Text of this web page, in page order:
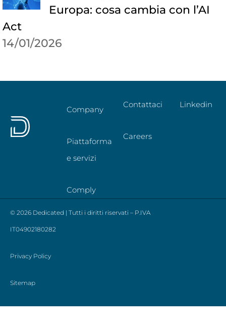
Europa: cosa cambia con l’AI
Act
14/01/2026
Company
Piattaforma
e servizi
Comply
Contattaci
Careers
Linkedin
© 2026 Dedicated | Tutti i diritti riservati – P.IVA
IT04902180282
Privacy Policy
Sitemap